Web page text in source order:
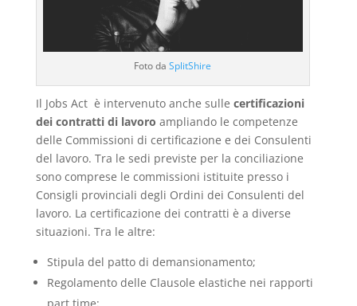
Foto daSplitShire
Il Jobs Act è intervenuto anche sulle certificazioni
dei contratti di lavoro ampliando le competenze
delle Commissioni di certificazione e dei Consulenti
del lavoro. Tra le sedi previste per la conciliazione
sono comprese le commissioni istituite presso i
Consigli provinciali degli Ordini dei Consulenti del
lavoro. La certificazione dei contratti è a diverse
situazioni. Tra le altre:
Stipula del patto di demansionamento;
Regolamento delle Clausole elastiche nei rapporti